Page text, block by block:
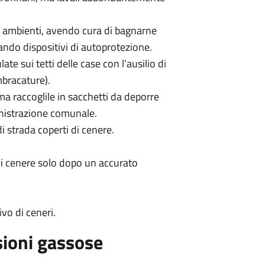
avendo cura di bagnarne
dispositivi di autoprotezione.
sui tetti delle case con l’ausilio di
raccoglile in sacchetti da deporre
comunale.
strada coperti di cenere.
solo dopo un accurato
di ceneri.
gassose